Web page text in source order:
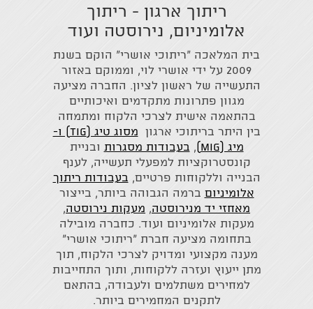
ריתוך ארגון - ריתוך
אלומיניום, נירוסטה ועוד
בית המלאכה "ריתוכי אושרי" הוקם בשנת
2009 על ידי אושרי לוי, וממוקם באזור
התעשייה של ראשון לציון. החברה מציעה
מגוון פתרונות מתקדמים ואיכותיים
בהתאמה אישית לצרכי הלקוח ומתמחה
בין היתר בריתוכי ארגון
מסוג טיג (TIG) ו-
מיג (MIG)
, בעבודות מסגרות ובניית
קונסטרוקציות למפעלי תעשייה, לענף
הבנייה וללקוחות פרטיים, בעבודות ריתוך
אלומיניום ברמה הגבוהה ביותר, בייצור
מאחזי יד מנירוסטה, מעקות נירוסטה,
מעקות אלומיניום ועוד. כחברה מובילה
בתחומה מציעה חברת "ריתוכי אושרי"
מענה מקצועי ומדויק לצרכי הלקוח, תוך
מתן ייעוץ ועזרה ללקוחות, ותוך התחייבות
למחירים משתלמים ולעבודה, בהתאם
לתקנים המחמירים ביותר.